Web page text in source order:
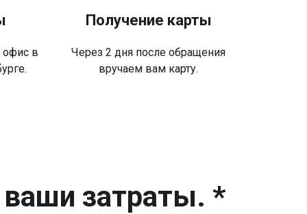
офис в
Получение карты
Через 2 дня после обращения
вручаем вам карту.
затраты. *